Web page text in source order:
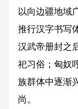
以向边疆地域
推行汉字书写
汉武帝册封之
祀习俗；匈奴
族群体中逐渐
尚。